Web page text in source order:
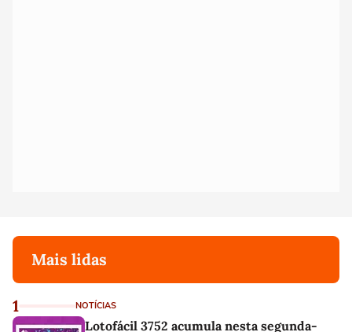
Mais lidas
1 NOTÍCIAS
Lotofácil 3752 acumula nesta segunda-